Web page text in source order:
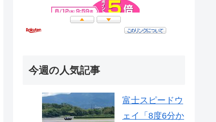
今週の人気記事
富士スピードウ
ェイ「8度6分か